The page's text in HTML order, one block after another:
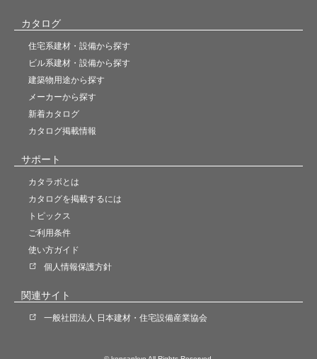
カタログ
住宅系建材・設備から探す
ビル系建材・設備から探す
建築物用途から探す
メーカーから探す
新着カタログ
カタログ掲載情報
サポート
カタラボとは
カタログを掲載するには
トピックス
ご利用条件
使い方ガイド
個人情報保護方針
関連サイト
一般社団法人 日本建材・住宅設備産業協会